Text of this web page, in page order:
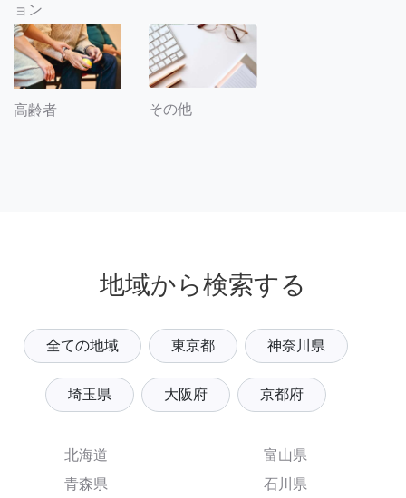
ョン
高齢者 その他
地域から検索する
全ての地域 東京都 神奈川県
埼玉県 大阪府 京都府
北海道
青森県
富山県
石川県